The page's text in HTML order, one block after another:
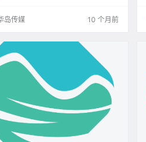
岛传媒 10 个月前